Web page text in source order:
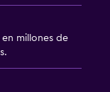
en millones de